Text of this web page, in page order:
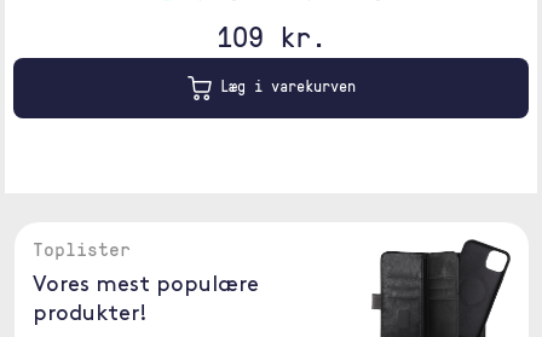
109 kr.
Læg i varekurven
Toplister
Vores mest populære
produkter!